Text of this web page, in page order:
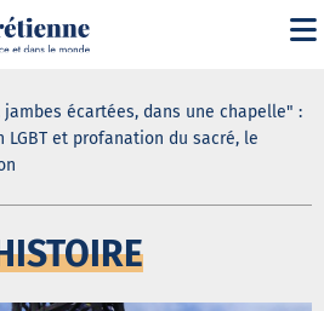
jambes écartées, dans une chapelle" :
et profanation du sacré, le